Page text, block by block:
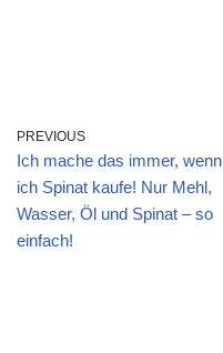
PREVIOUS
Ich mache das immer, wenn
ich Spinat kaufe! Nur Mehl,
Wasser, Öl und Spinat – so
einfach!